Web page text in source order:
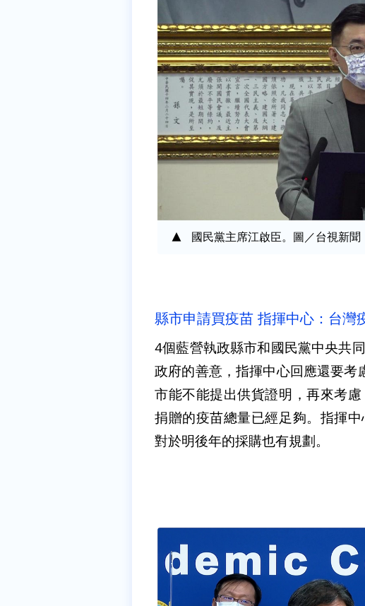
國民黨主席江啟臣。圖／台視新聞
縣市申請買疫苗 指揮中心：台灣
4個藍營執政縣市和國民黨中央共
政府的善意，指揮中心回應還要
市能不能提出供貨證明，再來考
捐贈的疫苗總量已經足夠。指揮
對於明後年的採購也有規劃。